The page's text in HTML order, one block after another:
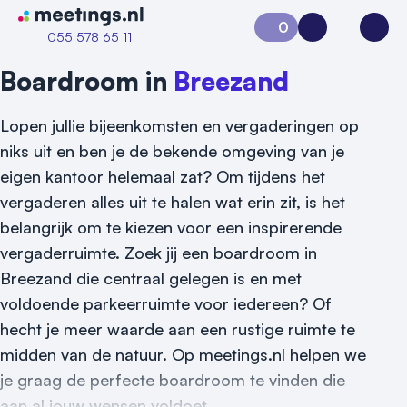
Naar home van Meetings
055 578 65 11
Vraag locatie aan
Locatiegids
Meld locatie aan
0
Aanvraag 0Inloggen
Boardroom in Breezand
Lopen jullie bijeenkomsten en vergaderingen op
niks uit en ben je de bekende omgeving van je
eigen kantoor helemaal zat? Om tijdens het
vergaderen alles uit te halen wat erin zit, is het
belangrijk om te kiezen voor een inspirerende
vergaderruimte. Zoek jij een boardroom in
Breezand die centraal gelegen is en met
voldoende parkeerruimte voor iedereen? Of
hecht je meer waarde aan een rustige ruimte te
midden van de natuur. Op meetings.nl helpen we
je graag de perfecte boardroom te vinden die